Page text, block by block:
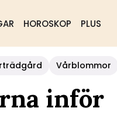
HOROSKOP PLUS
Vårblommor
inför